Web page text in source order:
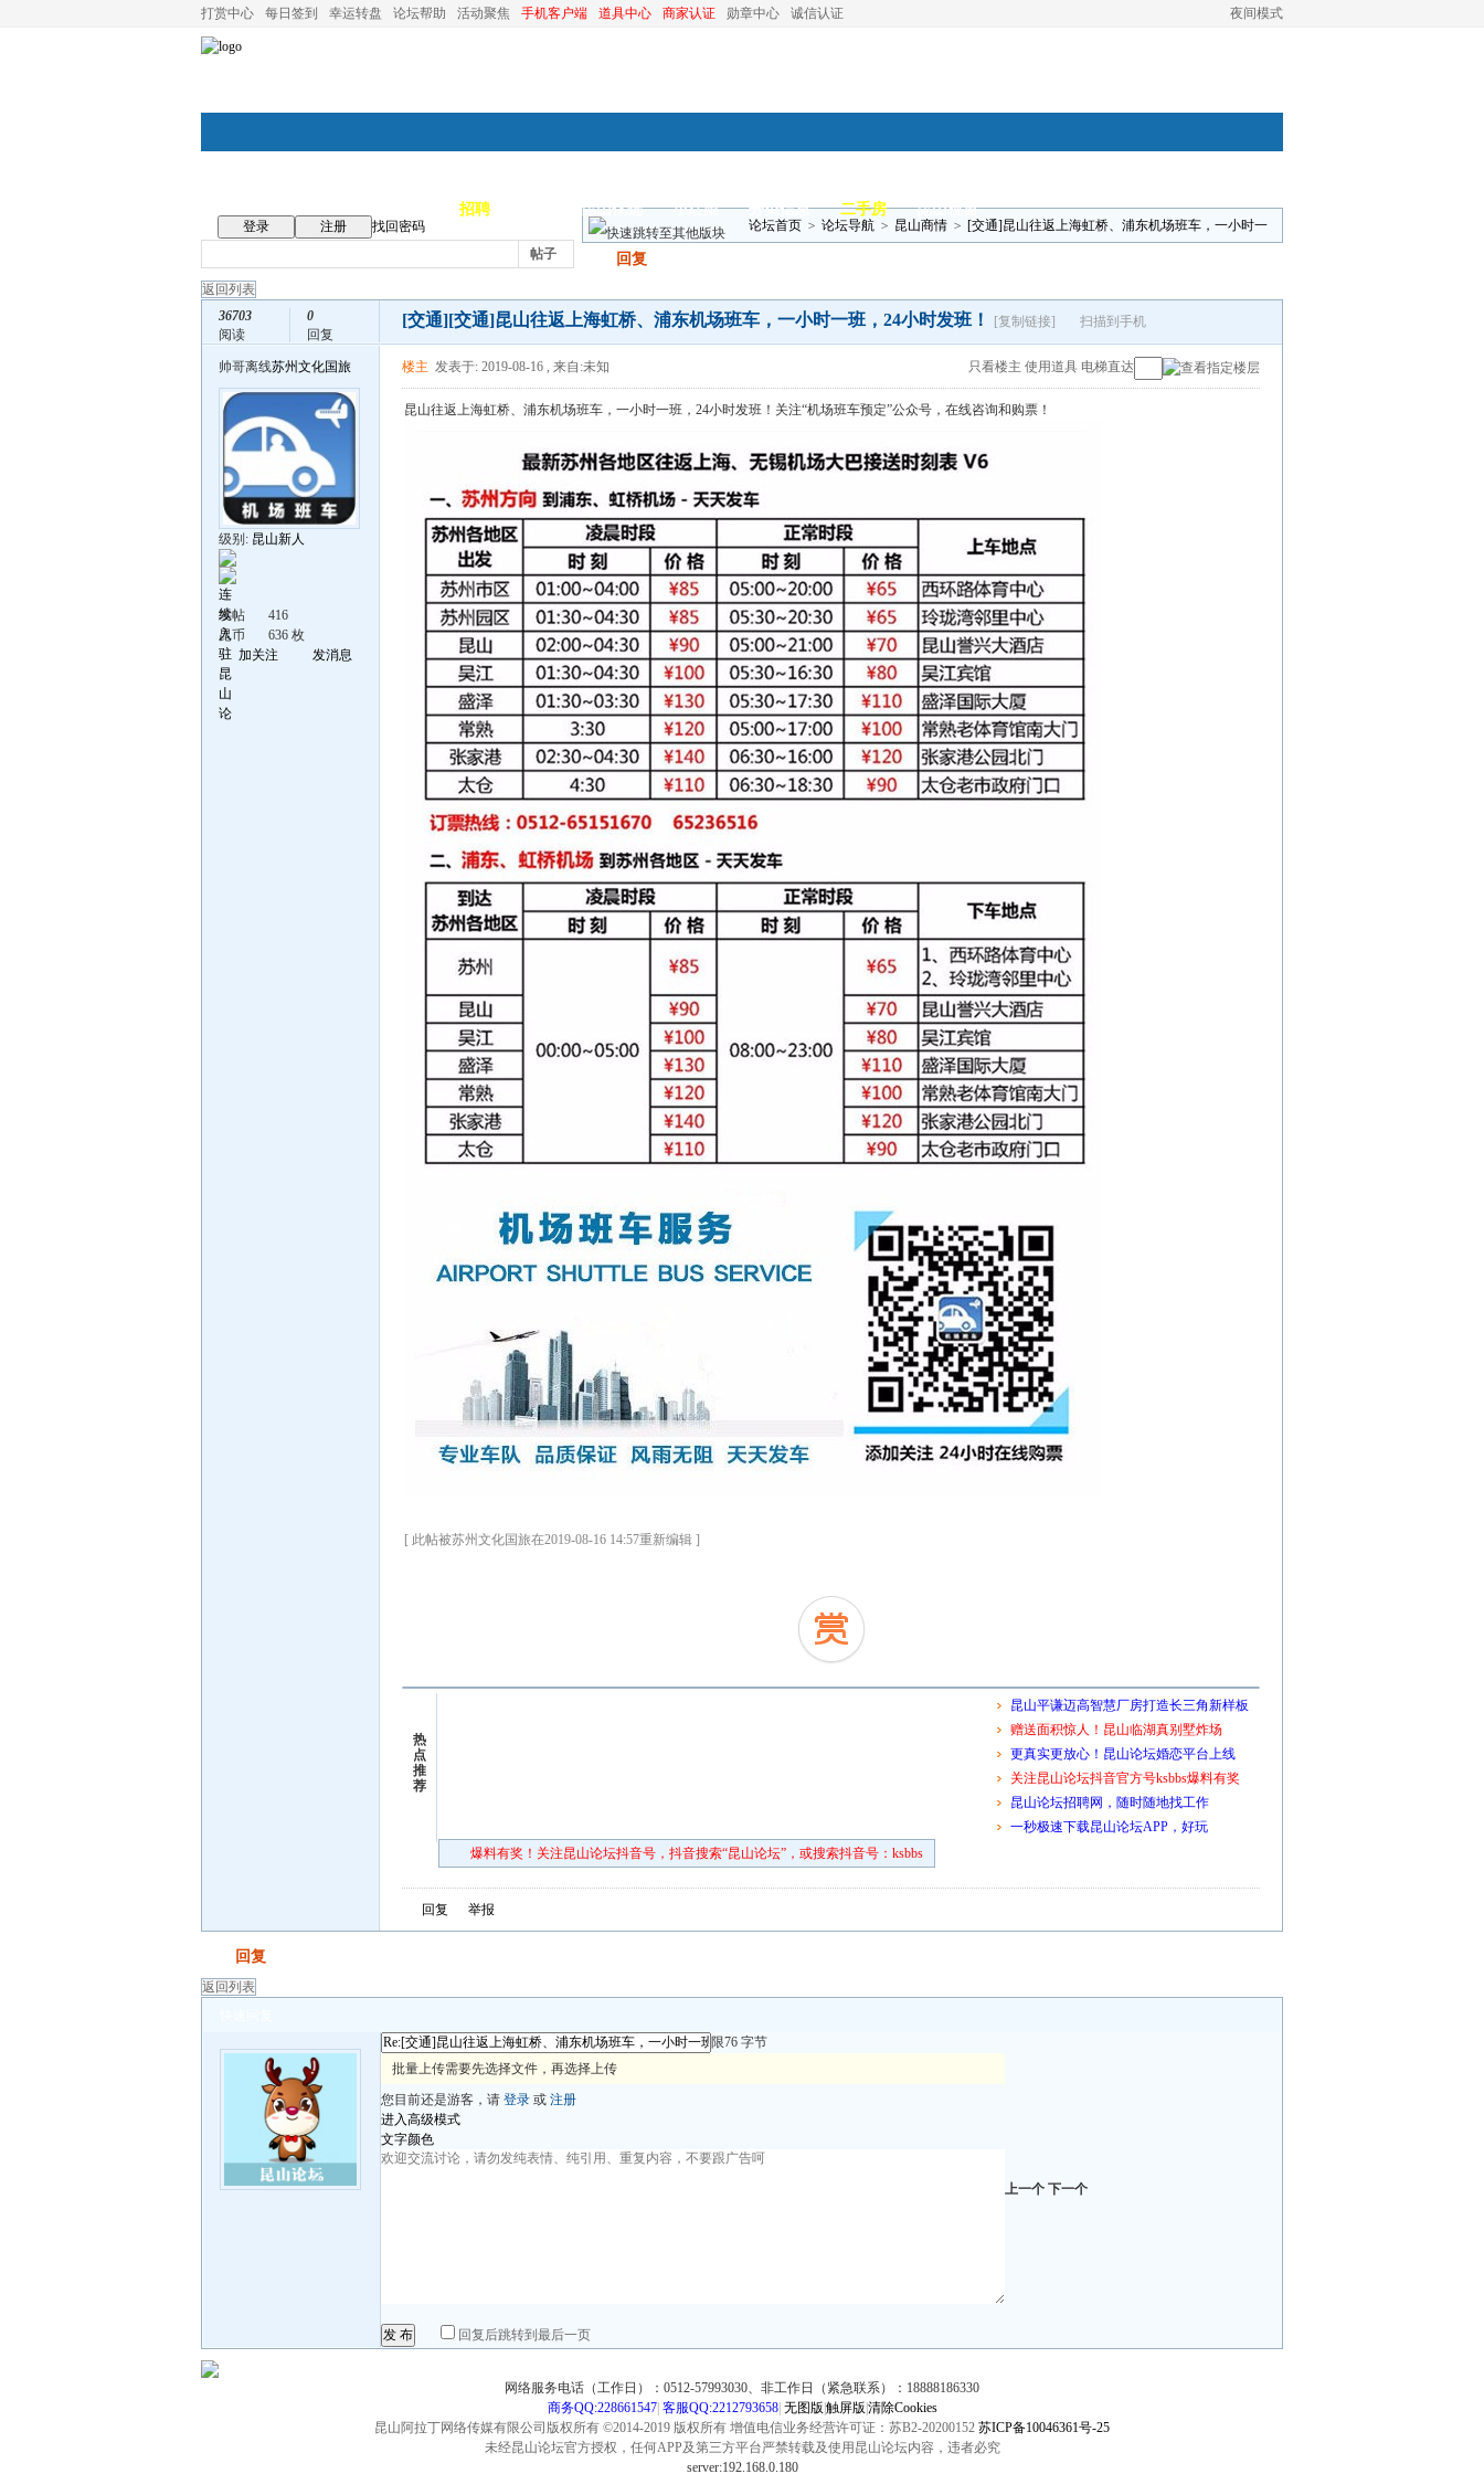
夜间模式
打赏中心 每日签到 幸运转盘 论坛帮助 活动聚焦 手机客户端 道具中心 商家认证 勋章中心 诚信认证
招聘 昆山优选 小红娘 分类信息 二手房 昆山视窗
登录 注册
找回密码
帖子
论坛首页 > 论坛导航 > 昆山商情 > [交通]昆山往返上海虹桥、浦东机场班车，一小时一
回复
返回列表
36703
阅读
0
回复
[交通][交通]昆山往返上海虹桥、浦东机场班车，一小时一班，24小时发班！ [复制链接] 扫描到手机
帅哥离线苏州文化国旅
级别: 昆山新人
发帖
416
昆币
636 枚
加关注
发消息
只看楼主 使用道具 电梯直达
楼主 发表于: 2019-08-16 , 来自:未知
昆山往返上海虹桥、浦东机场班车，一小时一班，24小时发班！关注“机场班车预定”公众号，在线咨询和购票！
[ 此帖被苏州文化国旅在2019-08-16 14:57重新编辑 ]
热
点
推
荐
昆山平谦迈高智慧厂房打造长三角新样板
赠送面积惊人！昆山临湖真别墅炸场
更真实更放心！昆山论坛婚恋平台上线
关注昆山论坛抖音官方号ksbbs爆料有奖
昆山论坛招聘网，随时随地找工作
一秒极速下载昆山论坛APP，好玩
爆料有奖！关注昆山论坛抖音号，抖音搜索“昆山论坛”，或搜索抖音号：ksbbs
回复 举报
回复
返回列表
限76 字节
批量上传需要先选择文件，再选择上传
您目前还是游客，请 登录 或 注册
进入高级模式
文字颜色
发 布 回复后跳转到最后一页
上一个 下一个
网络服务电话（工作日）：0512-57993030、非工作日（紧急联系）：18888186330
商务QQ:228661547| 客服QQ:2212793658| 无图版 触屏版 清除Cookies
昆山阿拉丁网络传媒有限公司版权所有 ©2014-2019 版权所有 增值电信业务经营许可证：苏B2-20200152 苏ICP备10046361号-25
未经昆山论坛官方授权，任何APP及第三方平台严禁转载及使用昆山论坛内容，违者必究
server:192.168.0.180